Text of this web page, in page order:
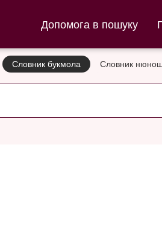
Словник нюношка
Допомога в пошуку
Словник букмола Словник